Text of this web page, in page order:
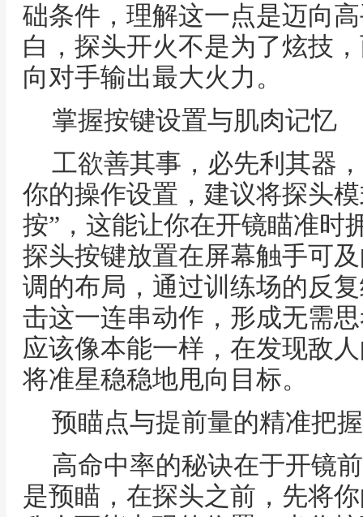
础条件，理解这一点是迈向
白，探头开火不是为了炫技
向对手输出最大火力。
掌握按键设置与肌肉记忆
工欲善其事，必先利其器
你的操作设置，建议将探头
按”，这能让你在开镜瞄准时
探头按键放置在屏幕触手可
调的布局，通过训练场的反
击这一连串动作，形成无需
应该像本能一样，在发现敌
将准星稳稳地甩向目标。
预瞄点与提前量的精准把握
高命中率的秘诀在于开镜
是预瞄，在探头之前，先将